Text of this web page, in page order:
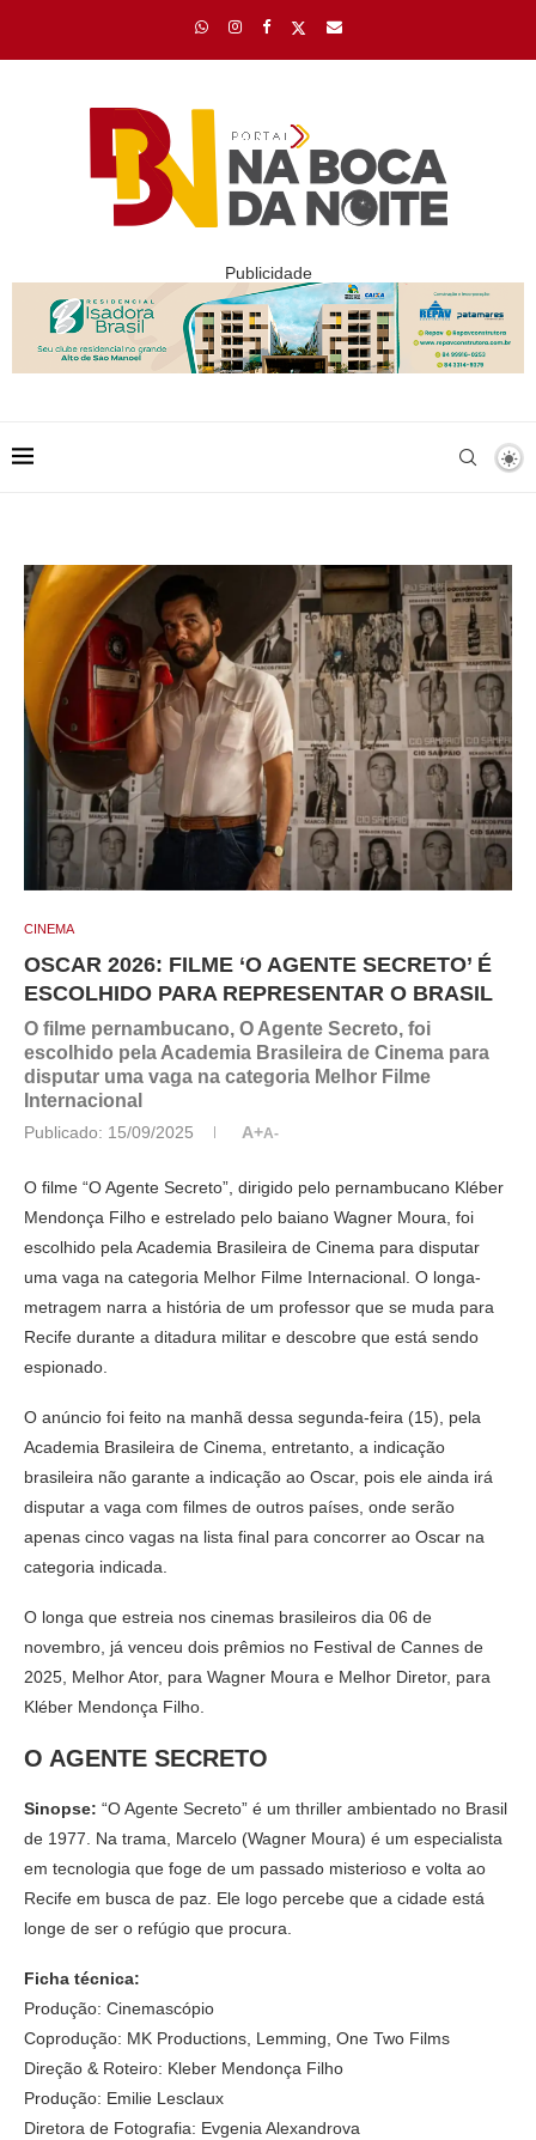
Publicidade
CINEMA
OSCAR 2026: FILME ‘O AGENTE SECRETO’ É
ESCOLHIDO PARA REPRESENTAR O BRASIL
O filme pernambucano, O Agente Secreto, foi
escolhido pela Academia Brasileira de Cinema para
disputar uma vaga na categoria Melhor Filme
Internacional
Publicado: 15/09/2025 A+A-
O filme “O Agente Secreto”, dirigido pelo pernambucano Kléber
Mendonça Filho e estrelado pelo baiano Wagner Moura, foi
escolhido pela Academia Brasileira de Cinema para disputar
uma vaga na categoria Melhor Filme Internacional. O longa-
metragem narra a história de um professor que se muda para
Recife durante a ditadura militar e descobre que está sendo
espionado.
O anúncio foi feito na manhã dessa segunda-feira (15), pela
Academia Brasileira de Cinema, entretanto, a indicação
brasileira não garante a indicação ao Oscar, pois ele ainda irá
disputar a vaga com filmes de outros países, onde serão
apenas cinco vagas na lista final para concorrer ao Oscar na
categoria indicada.
O longa que estreia nos cinemas brasileiros dia 06 de
novembro, já venceu dois prêmios no Festival de Cannes de
2025, Melhor Ator, para Wagner Moura e Melhor Diretor, para
Kléber Mendonça Filho.
O AGENTE SECRETO
Sinopse: “O Agente Secreto” é um thriller ambientado no Brasil
de 1977. Na trama, Marcelo (Wagner Moura) é um especialista
em tecnologia que foge de um passado misterioso e volta ao
Recife em busca de paz. Ele logo percebe que a cidade está
longe de ser o refúgio que procura.
Ficha técnica:
Produção: Cinemascópio
Coprodução: MK Productions, Lemming, One Two Films
Direção & Roteiro: Kleber Mendonça Filho
Produção: Emilie Lesclaux
Diretora de Fotografia: Evgenia Alexandrova